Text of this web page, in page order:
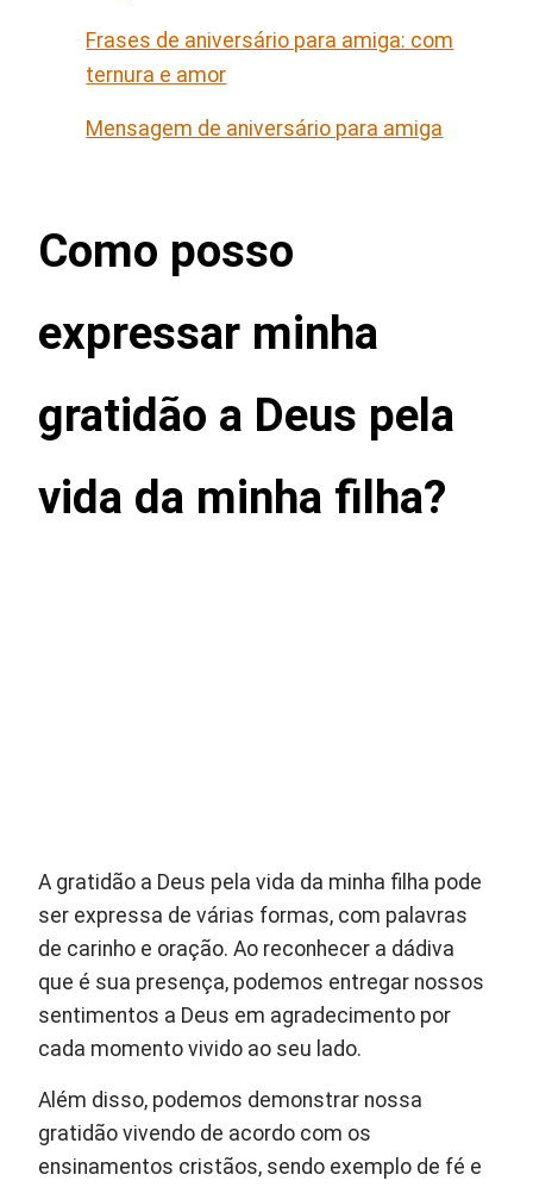
Frases de aniversário para amiga: com
ternura e amor
Mensagem de aniversário para amiga
Como posso
expressar minha
gratidão a Deus pela
vida da minha filha?
A gratidão a Deus pela vida da minha filha pode
ser expressa de várias formas, com palavras
de carinho e oração. Ao reconhecer a dádiva
que é sua presença, podemos entregar nossos
sentimentos a Deus em agradecimento por
cada momento vivido ao seu lado.
Além disso, podemos demonstrar nossa
gratidão vivendo de acordo com os
ensinamentos cristãos, sendo exemplo de fé e